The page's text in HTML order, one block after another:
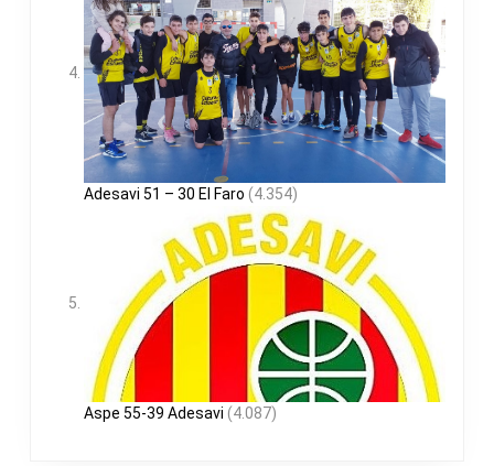
Adesavi 51 – 30 El Faro (4.354)
Aspe 55-39 Adesavi (4.087)